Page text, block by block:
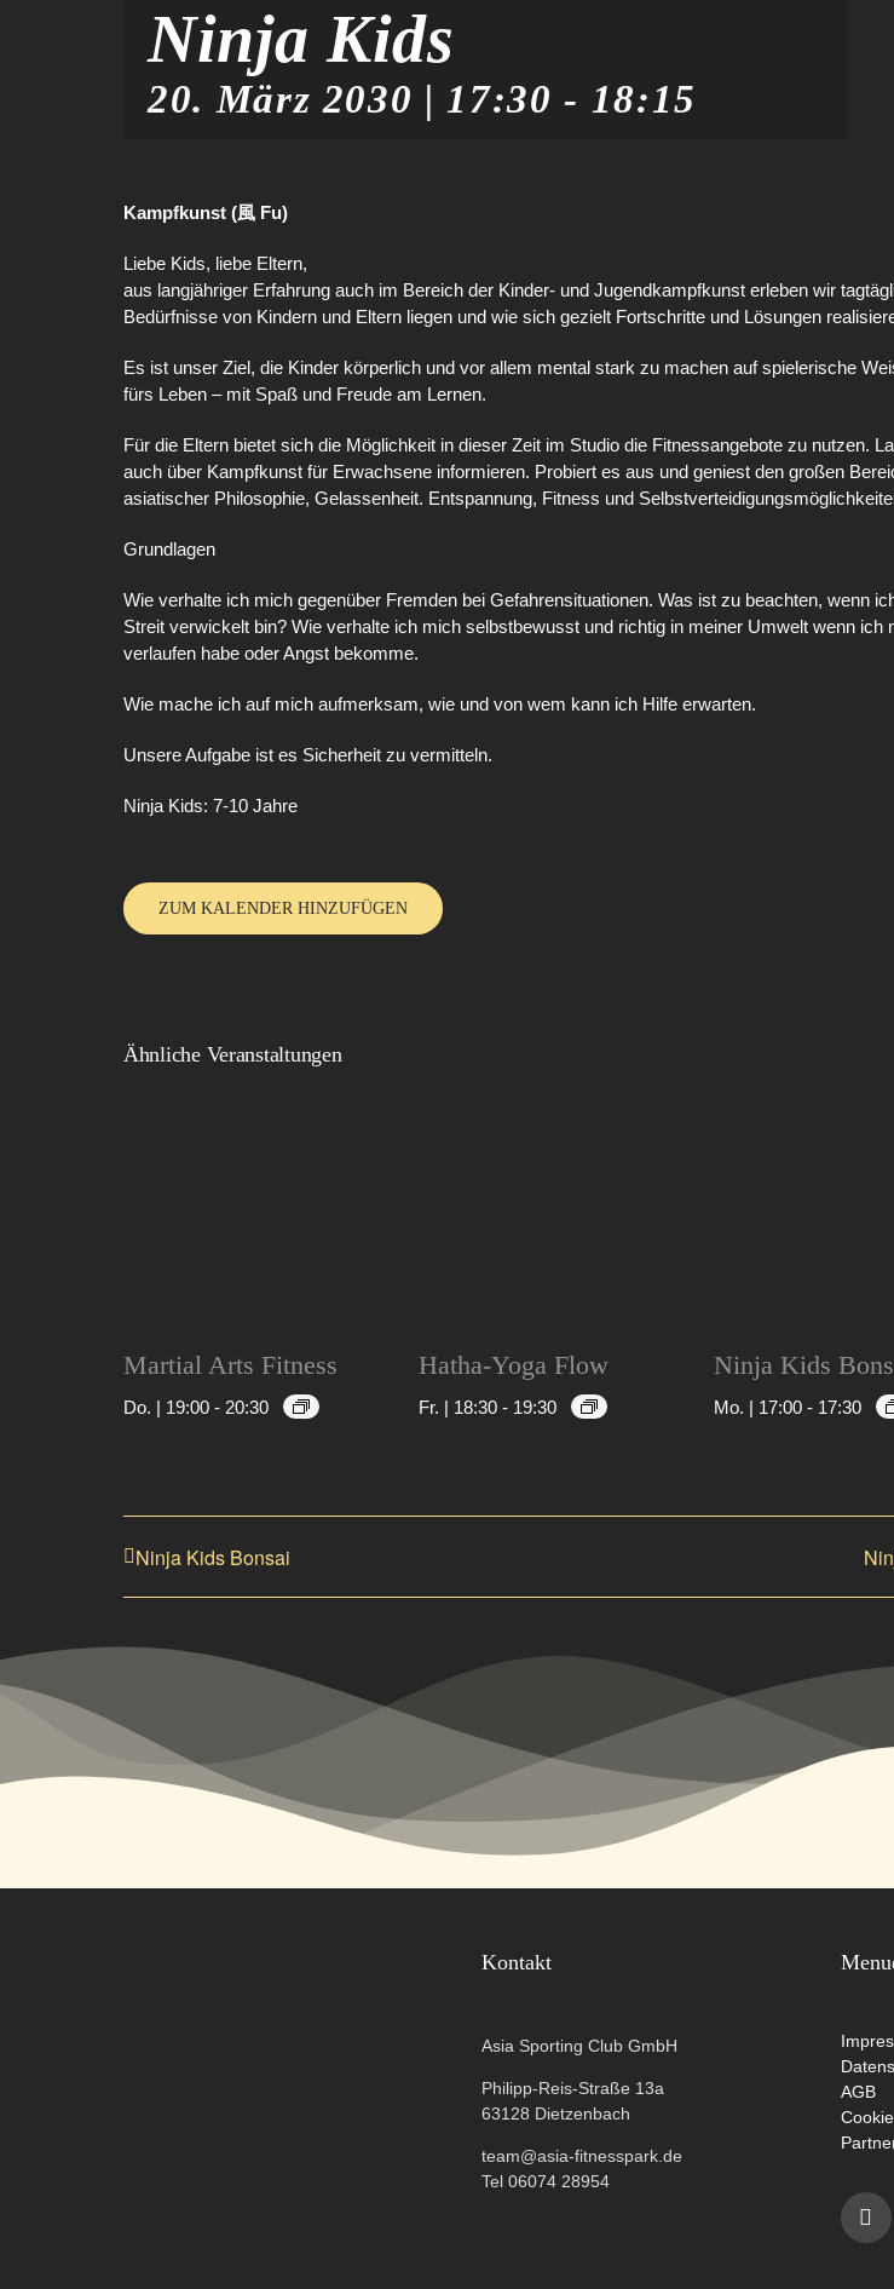
Ninja Kids
20. März 2030 | 17:30 - 18:15
Kampfkunst (風 Fu)
Liebe Kids, liebe Eltern,
aus langjähriger Erfahrung auch im Bereich der Kinder- und Jugendkampfkunst erleben wir
Bedürfnisse von Kindern und Eltern liegen und wie sich gezielt Fortschritte und Lösungen
Es ist unser Ziel, die Kinder körperlich und vor allem mental stark zu machen auf spielerische
fürs Leben – mit Spaß und Freude am Lernen.
Für die Eltern bietet sich die Möglichkeit in dieser Zeit im Studio die Fitnessangebote zu nutzen.
auch über Kampfkunst für Erwachsene informieren. Probiert es aus und geniest den großen
asiatischer Philosophie, Gelassenheit. Entspannung, Fitness und
Grundlagen
Wie verhalte ich mich gegenüber Fremden bei Gefahrensituationen. Was ist zu beachten, wenn
Streit verwickelt bin? Wie verhalte ich mich selbstbewusst und richtig in meiner Umwelt wenn ich
verlaufen habe oder Angst bekomme.
Wie mache ich auf mich aufmerksam, wie und von wem kann ich Hilfe erwarten.
Unsere Aufgabe ist es Sicherheit zu vermitteln.
Ninja Kids: 7-10 Jahre
ZUM KALENDER HINZUFÜGEN
Ähnliche Veranstaltungen
Martial Arts Fitness
Do. | 19:00 - 20:30
Hatha-Yoga Flow
Fr. | 18:30 - 19:30
Ninja Kids
Mo. | 17:00 - 17:30
Ninja Kids Bonsai
Kontakt
Asia Sporting Club GmbH
Philipp-Reis-Straße 13a
63128 Dietzenbach
team@asia-fitnesspark.de
Tel 06074 28954
AGB